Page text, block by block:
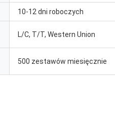
10-12 dni roboczych
L/C, T/T, Western Union
500 zestawów miesięcznie